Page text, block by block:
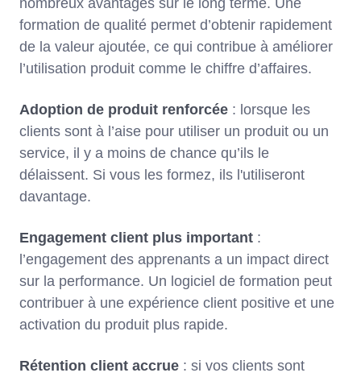
formation de qualité permet d’obtenir rapidement
de la valeur ajoutée, ce qui contribue à améliorer
l’utilisation produit comme le chiffre d’affaires.
Adoption de produit renforcée : lorsque les
clients sont à l’aise pour utiliser un produit ou un
service, il y a moins de chance qu’ils le
délaissent. Si vous les formez, ils l'utiliseront
davantage.
Engagement client plus important :
l’engagement des apprenants a un impact direct
sur la performance. Un logiciel de formation peut
contribuer à une expérience client positive et une
activation du produit plus rapide.
Rétention client accrue : si vos clients sont